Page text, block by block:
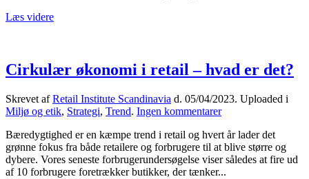
Læs videre
Cirkulær økonomi i retail – hvad er det?
Skrevet afRetail Institute Scandinavia d. 05/04/2023. Uploaded i
Miljø og etik, Strategi, Trend. Ingen kommentarertil
økonomi
i
retail
–
Bæredygtighed er en kæmpe trend i retail og hvert år lader det
grønne fokus fra både retailere og forbrugere til at blive større og
dybere. Vores seneste forbrugerundersøgelse viser således at fire ud
af 10 forbrugere foretrækker butikker, der tænker...